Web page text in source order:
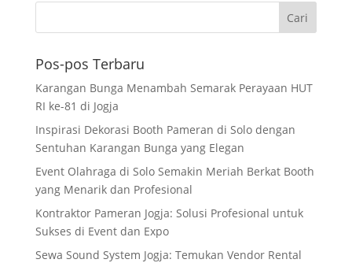
Pos-pos Terbaru
Karangan Bunga Menambah Semarak Perayaan HUT
RI ke-81 di Jogja
Inspirasi Dekorasi Booth Pameran di Solo dengan
Sentuhan Karangan Bunga yang Elegan
Event Olahraga di Solo Semakin Meriah Berkat Booth
yang Menarik dan Profesional
Kontraktor Pameran Jogja: Solusi Profesional untuk
Sukses di Event dan Expo
Sewa Sound System Jogja: Temukan Vendor Rental